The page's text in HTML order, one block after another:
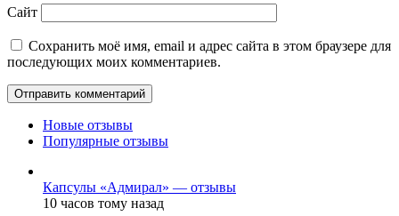
Сайт
Сохранить моё имя, email и адрес сайта в этом браузере для
последующих моих комментариев.
Новые отзывы
Популярные отзывы
Капсулы «Адмирал» — отзывы
10 часов тому назад